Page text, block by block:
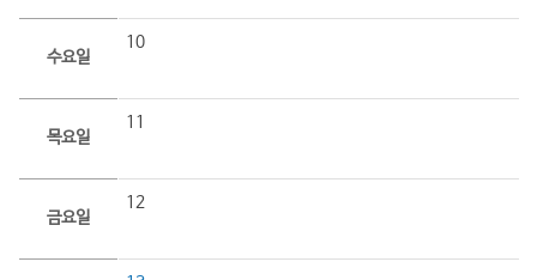
수요일
10
목요일
11
금요일
12